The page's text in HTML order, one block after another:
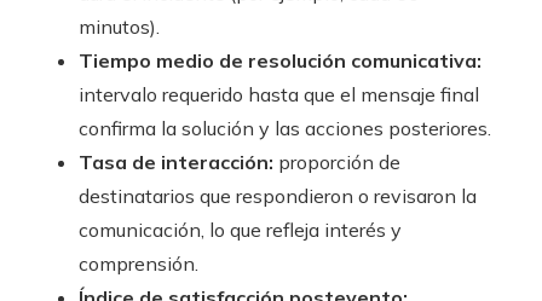
minutos).
Tiempo medio de resolución comunicativa:
intervalo requerido hasta que el mensaje final
confirma la solución y las acciones posteriores.
Tasa de interacción: proporción de
destinatarios que respondieron o revisaron la
comunicación, lo que refleja interés y
comprensión.